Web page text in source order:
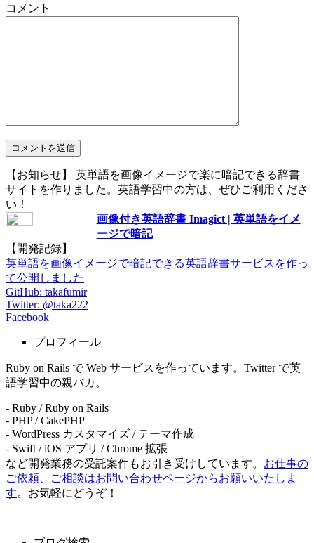
コメント
【お知らせ】 英単語を画像イメージで楽に暗記できる辞書
サイトを作りました。英語学習中の方は、ぜひご利用くださ
い！
画像付き英語辞書 Imagict | 英単語をイメ
ージで暗記
【開発記録】
英単語を画像イメージで暗記できる英語辞書サービスを作っ
て公開しました
GitHub: takafumir
Twitter: @taka222
Facebook
プロフィール
Ruby on Rails で Web サービスを作っています。Twitter で英
語学習中の親バカ。
- Ruby / Ruby on Rails
- PHP / CakePHP
- WordPress カスタマイズ / テーマ作成
- Swift / iOS アプリ / Chrome 拡張
など開発業務の受託案件もお引き受けしています。 お仕事の
ご依頼、ご相談はお問い合わせページからお願いいたしま
す。お気軽にどうぞ！